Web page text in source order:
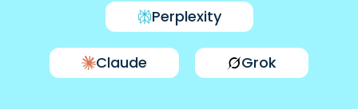
Perplexity
Claude Grok